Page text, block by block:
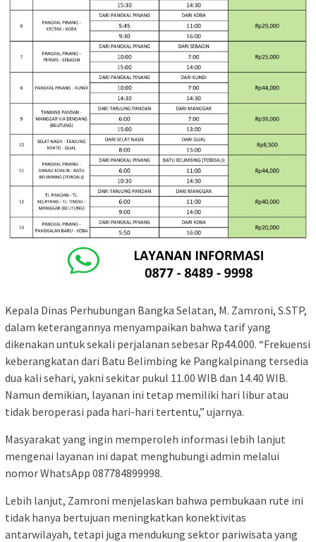
Kepala Dinas Perhubungan Bangka Selatan, M. Zamroni, S.STP,
dalam keterangannya menyampaikan bahwa tarif yang
dikenakan untuk sekali perjalanan sebesar Rp44.000. “Frekuensi
keberangkatan dari Batu Belimbing ke Pangkalpinang tersedia
dua kali sehari, yakni sekitar pukul 11.00 WIB dan 14.40 WIB.
Namun demikian, layanan ini tetap memiliki hari libur atau
tidak beroperasi pada hari-hari tertentu,” ujarnya.
Masyarakat yang ingin memperoleh informasi lebih lanjut
mengenai layanan ini dapat menghubungi admin melalui
nomor WhatsApp 087784899998.
Lebih lanjut, Zamroni menjelaskan bahwa pembukaan rute ini
tidak hanya bertujuan meningkatkan konektivitas
antarwilayah, tetapi juga mendukung sektor pariwisata yang